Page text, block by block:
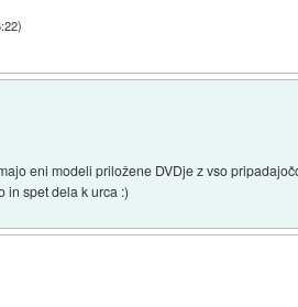
)
eni modeli priložene DVDje z vso
in spet dela k urca :)